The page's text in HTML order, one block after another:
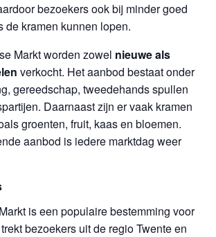
bezoekers ook bij minder goed
de kramen kunnen lopen.
Markt worden zowel nieuwe als
verkocht. Het aanbod bestaat onder
gereedschap, tweedehands spullen
Daarnaast zijn er vaak kramen
groenten, fruit, kaas en bloemen.
aanbod is iedere marktdag weer
is een populaire bestemming voor
bezoekers uit de regio Twente en